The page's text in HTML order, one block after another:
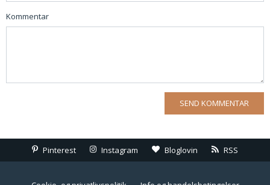
Kommentar
Pinterest Instagram Bloglovin RSS